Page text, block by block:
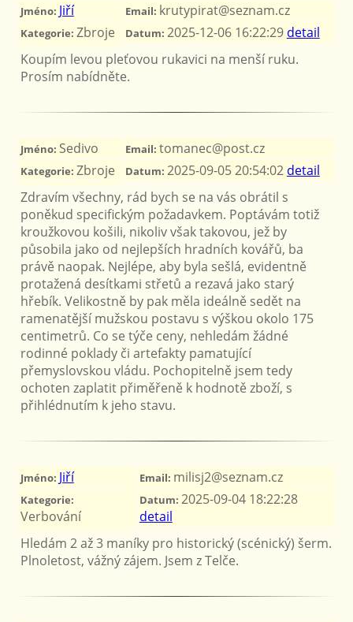
Jméno: Jiří Email: krutypirat@seznam.cz
Kategorie: Zbroje Datum: 2025-12-06 16:22:29 detail
Koupím levou pleťovou rukavici na menší ruku.
Prosím nabídněte.
Jméno: Sedivo Email: tomanec@post.cz
Kategorie: Zbroje Datum: 2025-09-05 20:54:02 detail
Zdravím všechny, rád bych se na vás obrátil s
poněkud specifickým požadavkem. Poptávám totiž
kroužkovou košili, nikoliv však takovou, jež by
působila jako od nejlepších hradních kovářů, ba
právě naopak. Nejlépe, aby byla sešlá, evidentně
protažená desítkami střetů a rezavá jako starý
hřebík. Velikostně by pak měla ideálně sedět na
ramenatější mužskou postavu s výškou okolo 175
centimetrů. Co se týče ceny, nehledám žádné
rodinné poklady či artefakty pamatující
přemyslovskou vládu. Pochopitelně jsem tedy
ochoten zaplatit přiměřeně k hodnotě zboží, s
přihlédnutím k jeho stavu.
Jméno: Jiří Email: milisj2@seznam.cz
Kategorie:
Verbování
Datum: 2025-09-04 18:22:28
detail
Hledám 2 až 3 maníky pro historický (scénický) šerm.
Plnoletost, vážný zájem. Jsem z Telče.